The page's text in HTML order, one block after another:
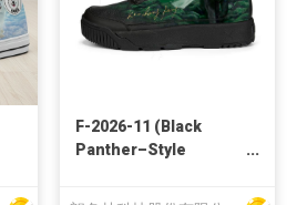
F-2026-11 (Black
Panther–Style